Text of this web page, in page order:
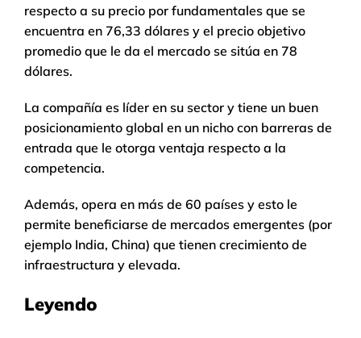
respecto a su precio por fundamentales que se
encuentra en 76,33 dólares y el precio objetivo
promedio que le da el mercado se sitúa en 78
dólares.
La compañía es líder en su sector y tiene un buen
posicionamiento global en un nicho con barreras de
entrada que le otorga ventaja respecto a la
competencia.
Además, opera en más de 60 países y esto le
permite beneficiarse de mercados emergentes (por
ejemplo India, China) que tienen crecimiento de
infraestructura y elevada.
Leyendo